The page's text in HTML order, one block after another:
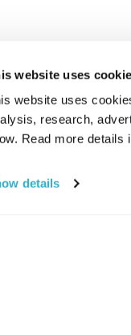
website uses
website uses
research,
Read more details
details